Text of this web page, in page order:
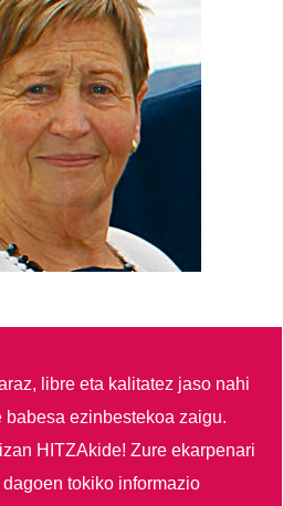
libre eta kalitatez jaso nahi
babesa ezinbestekoa zaigu.
HITZAkide!Zure ekarpenari
tokiko informazio